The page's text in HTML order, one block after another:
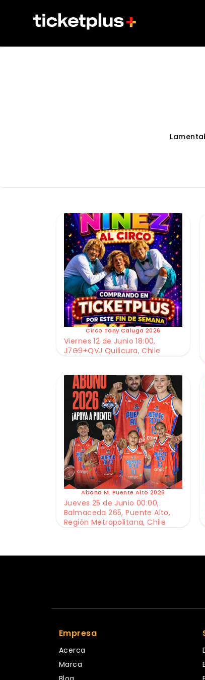
Circo Tony Caluga 2026
Viernes 12 de Junio 18:00,
J7G9+QVJ Quilicura, Chile
Abono M. Puente Alto 2026
Jueves 25 de Junio 00:00,
Balmaceda 265, Puente Alto,
Región Metropolitana, Chile
Empresa
Acerca
Marca